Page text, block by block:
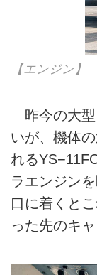
【エンジン】
昨今の大型
いが、機体
れる
ラエンジン
口に着くと
った先のキ